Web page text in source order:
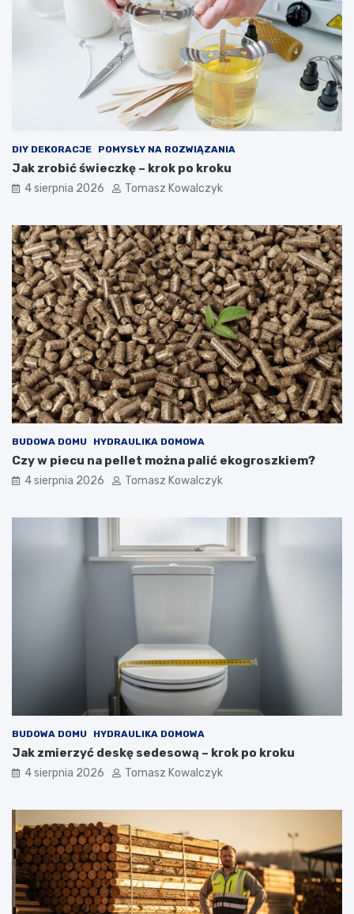
DIY DEKORACJE POMYSŁY NA ROZWIĄZANIA
Jak zrobić świeczkę – krok po kroku
4 sierpnia 2026 Tomasz Kowalczyk
BUDOWA DOMU HYDRAULIKA DOMOWA
Czy w piecu na pellet można palić ekogroszkiem?
4 sierpnia 2026 Tomasz Kowalczyk
BUDOWA DOMU HYDRAULIKA DOMOWA
Jak zmierzyć deskę sedesową – krok po kroku
4 sierpnia 2026 Tomasz Kowalczyk